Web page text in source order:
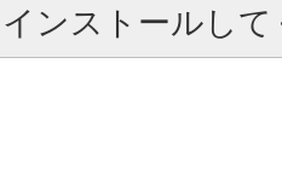
ンストールし